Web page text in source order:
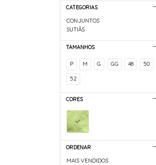
CATEGORIAS
CONJUNTOS
SUTIÃS
TAMANHOS
P M G GG 48 50
52
CORES
ORDENAR
MAIS VENDIDOS